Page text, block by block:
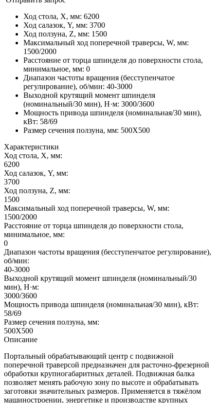
Ход стола, X, мм: 6200
Ход салазок, Y, мм: 3700
Ход ползуна, Z, мм: 1500
Максимальный ход поперечной траверсы, W, мм:
1500/2000
Расстояние от торца шпинделя до поверхности стола,
минимальное, мм: 0
Диапазон частоты вращения (бесступенчатое
регулирование), об/мин: 40-3000
Выходной крутящий момент шпинделя
(номинальный/30 мин), Н·м: 3000/3600
Мощность привода шпинделя (номинальная/30 мин),
кВт: 58/69
Размер сечения ползуна, мм: 500X500
Характеристики
Ход стола, X, мм:
6200
Ход салазок, Y, мм:
3700
Ход ползуна, Z, мм:
1500
Максимальный ход поперечной траверсы, W, мм:
1500/2000
Расстояние от торца шпинделя до поверхности стола,
минимальное, мм:
0
Диапазон частоты вращения (бесступенчатое регулирование),
об/мин:
40-3000
Выходной крутящий момент шпинделя (номинальный/30
мин), Н·м:
3000/3600
Мощность привода шпинделя (номинальная/30 мин), кВт:
58/69
Размер сечения ползуна, мм:
500X500
Описание
Портальный обрабатывающий центр с подвижной
поперечной траверсой предназначен для расточно-фрезерной
обработки крупногабаритных деталей. Подвижная балка
позволяет менять рабочую зону по высоте и обрабатывать
заготовки значительных размеров. Применяется в тяжёлом
машиностроении, энергетике и производстве крупных